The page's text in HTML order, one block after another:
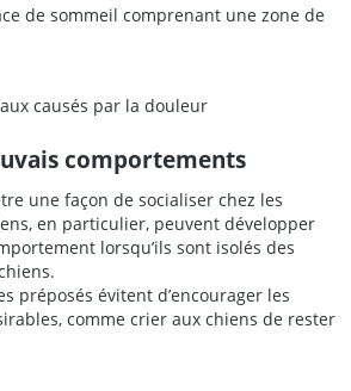
de sommeil comprenant une zone de
causés par la douleur
comportements
une façon de socialiser chez les
en particulier, peuvent développer
lorsqu’ils sont isolés des
préposés évitent d’encourager les
comme crier aux chiens de rester